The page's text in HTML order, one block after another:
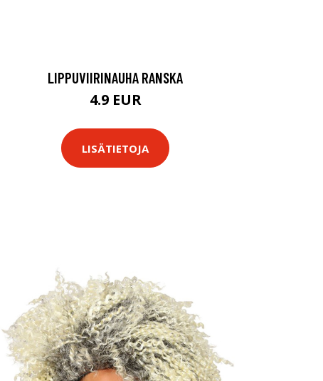
LIPPUVIIRINAUHA RANSKA
4.9 EUR
LISÄTIETOJA